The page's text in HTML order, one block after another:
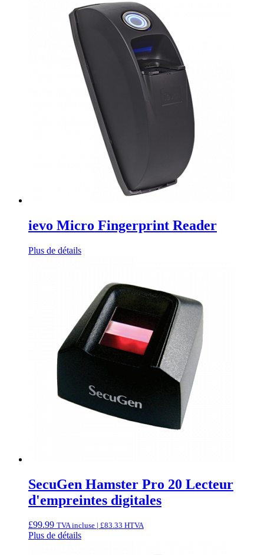
ievo Micro Fingerprint Reader
Plus de détails
SecuGen Hamster Pro 20 Lecteur
d'empreintes digitales
£99.99 TVA incluse | £83.33 HTVA
Plus de détails